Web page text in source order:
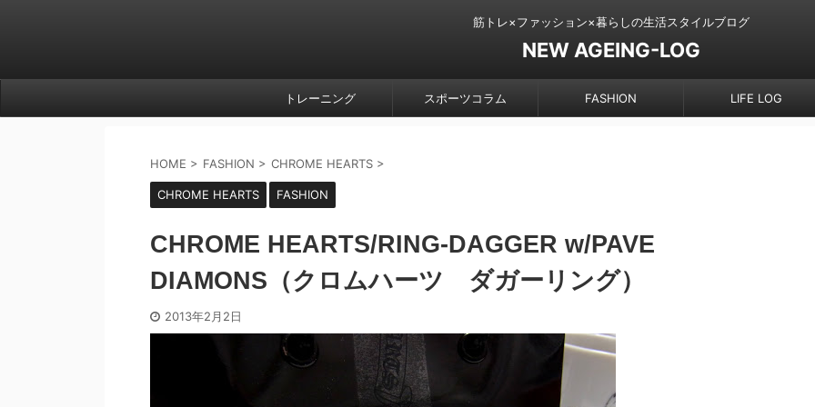
筋トレ×ファッション×暮らしの生活スタイルブログ
NEW AGEING-LOG
トレーニング スポーツコラム FASHION LIFE LOG
HOME > FASHION > CHROME HEARTS >
CHROME HEARTS FASHION
CHROME HEARTS/RING-DAGGER w/PAVE
DIAMONS（クロムハーツ ダガーリング）
2013年2月2日